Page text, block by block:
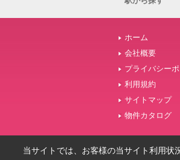
ホーム
会社概要
プライバシー
利用規約
サイトマップ
物件カタログ
当サイトでは、お客様の当サイト利用状